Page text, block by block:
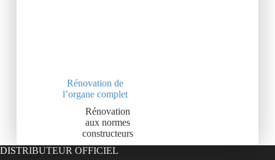
Rénovation de
l’organe complet
Rénovation
aux normes
constructeurs
DISTRIBUTEUR OFFICIEL